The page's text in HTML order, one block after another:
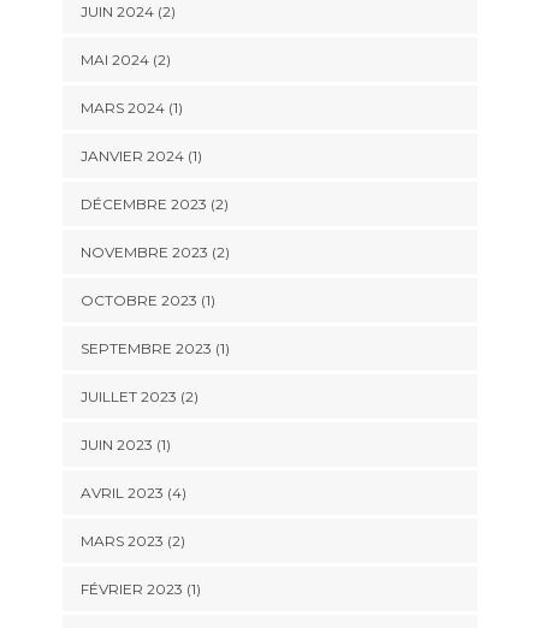
JUIN 2024(2)
MAI 2024(2)
MARS 2024(1)
JANVIER 2024(1)
DÉCEMBRE 2023 (2)
NOVEMBRE 2023 (2)
OCTOBRE 2023 (1)
SEPTEMBRE 2023 (1)
JUILLET 2023 (2)
JUIN 2023 (1)
AVRIL 2023 (4)
MARS 2023 (2)
FÉVRIER 2023 (1)